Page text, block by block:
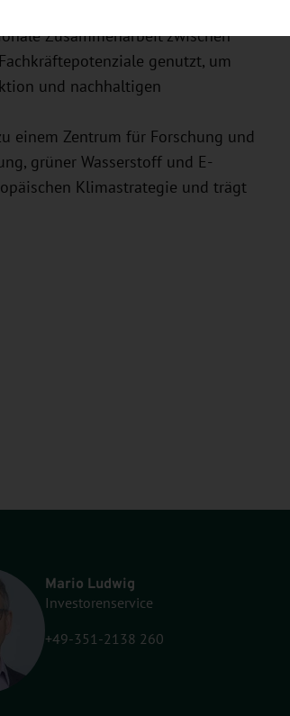
Zusammenarbeit zwischen
genutzt, um
und nachhaltigen
einem Zentrum für Forschung und
grüner Wasserstoff und E-
Klimastrategie und trägt
Mario Ludwig
Investorenservice
+49-351-2138 260